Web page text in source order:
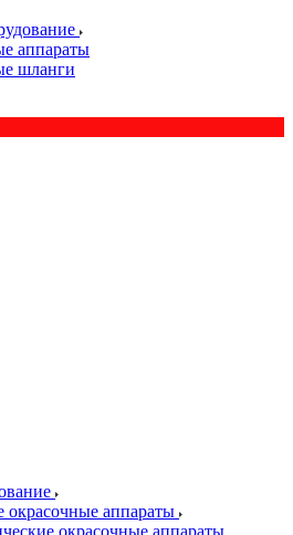
аппараты
шланги
окрасочные аппараты
окрасочные аппараты